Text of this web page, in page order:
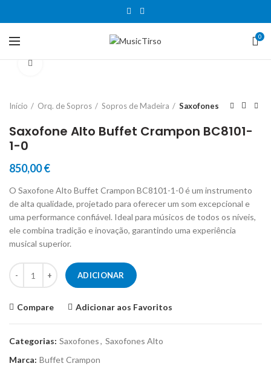
0
Início Orq. de Sopros Sopros de Madeira Saxofones
Saxofone Alto Buffet Crampon BC8101-
1-0
850,00€
O Saxofone Alto Buffet Crampon BC8101-1-0 é um instrumento
de alta qualidade, projetado para oferecer um som excepcional e
uma performance confiável. Ideal para músicos de todos os níveis,
ele combina tradição e inovação, garantindo uma experiência
musical superior.
Quantidade de Saxofone Alto Buffet Crampon BC8101-1-0
ADICIONAR
Compare Adicionar aos Favoritos
Categorias: Saxofones, Saxofones Alto
Marca: Buffet Crampon